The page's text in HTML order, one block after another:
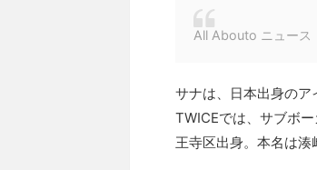
All Abouto ニュース
サナは、日本出身のア
TWICEでは、サブボ
王寺区出身。本名は